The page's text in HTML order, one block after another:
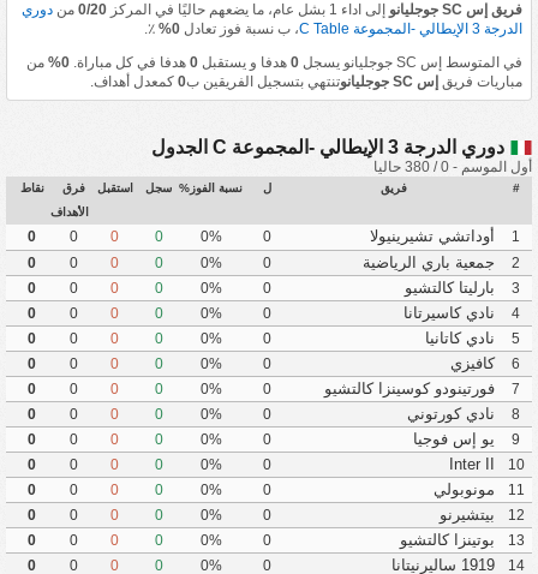
فريق إس SC جوجليانو
إلى اداء 1 بشل عام، ما يضعهم حاليًا في المركز 0/20 مندوري
الدرجة 3 الإيطالي -المجموعة C Table
، ب نسبة فوز تعادل0% ٪.
في المتوسط إس SC جوجليانو يسجل 0 هدفا و يستقبل0 هدفا في كل مباراة.0%
من
مباريات فريقإس SC جوجليانو تنتهي بتسجيل الفريقين ب0 كمعدل أهداف.
دوري الدرجة 3 الإيطالي -المجموعة C الجدول
أول الموسم - 0 / 380 حاليا
# فريق ل نسبة الفوز% سجل استقبل
فرق
الأهداف
نقاط
1 أوداتشي تشيرينيولا 0
0%
0
0
0
0
2
جمعية باري الرياضية 0
0%
0
0
0
0
3
بارليتا كالتشيو 0
0%
0
0
0
0
4
نادي كاسيرتانا 0
0%
0
0
0
0
5
نادي كاتانيا 0
0%
0
0
0
0
6
كافيزي 0
0%
0
0
0
0
7
فورتينودو كوسينزا كالتشيو 0
0%
0
0
0
0
8
نادي كورتوني 0
0%
0
0
0
0
9
يو إس فوجيا 0
0%
0
0
0
0
10
0
0%
0
0
0
0
11
مونوبولي 0
0%
0
0
0
0
12
بيتشيرنو 0
0%
0
0
0
0
13
بوتينزا كالتشيو 0
0%
0
0
0
0
14
0
0%
0
0
0
0